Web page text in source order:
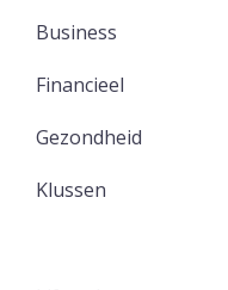
Business
Financieel
Gezondheid
Klussen